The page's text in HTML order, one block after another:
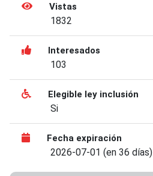
Vistas
1832
Interesados
103
Elegible ley inclusión
Si
Fecha expiración
2026-07-01 (en 36 días)